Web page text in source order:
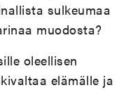
sulkeumaa
muodosta?
oleellisen
elämälle ja